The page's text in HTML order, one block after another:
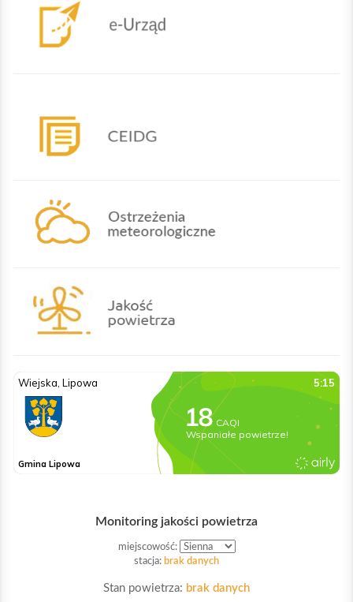
Monitoring jakości powietrza
miejscowość:
stacja: brak danych
Stan powietrza: brak danych